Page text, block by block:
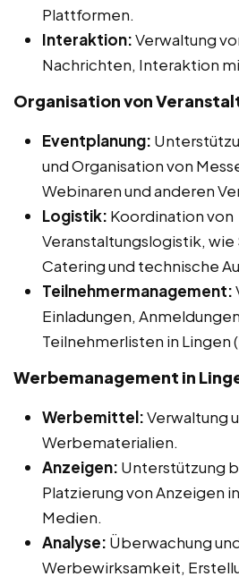
Plattformen.
Interaktion:Verwaltung
Nachrichten, Interaktion
Organisation von
Eventplanung:
und Organisation von
Webinaren und anderen
Logistik: Koordination von
Veranstaltungslogistik, wie
Catering und technische
Teilnehmermanagement:
Einladungen,
Teilnehmerlisten in Lingen
Werbemanagement in
Werbemittel:Verwaltung
Werbematerialien.
Anzeigen: Unterstützung
Platzierung von Anzeigen
Medien.
Analyse: Überwachung
Werbewirksamkeit,